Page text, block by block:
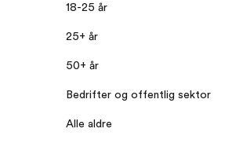
18-25 år
25+ år
50+ år
Bedrifter og offentlig sektor
Alle aldre